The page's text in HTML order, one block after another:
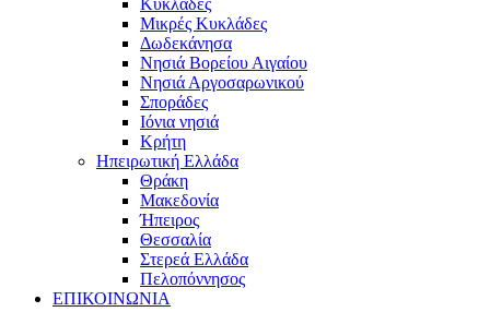
Μικρές Κυκλάδες
Δωδεκάνησα
Νησιά Βορείου Αιγαίου
Νησιά Αργοσαρωνικού
Σποράδες
Ιόνια νησιά
Κρήτη
Ηπειρωτική Ελλάδα
Θράκη
Μακεδονία
Ήπειρος
Θεσσαλία
Στερεά Ελλάδα
Πελοπόννησος
ΕΠΙΚΟΙΝΩΝΙΑ